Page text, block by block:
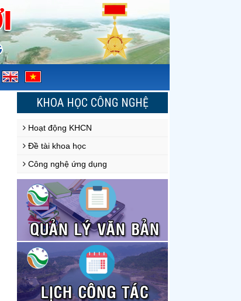
KHOA HỌC CÔNG NGHỆ
Hoạt động KHCN
Đề tài khoa học
Công nghệ ứng dụng